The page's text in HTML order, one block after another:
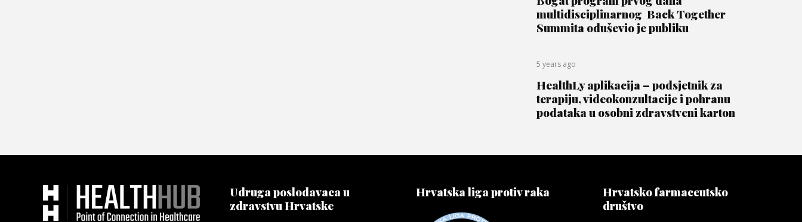
multidisciplinarnog Back Together
Summita oduševio je publiku
5 years ago
HealthLy aplikacija – podsjetnik za
terapiju, videokonzultacije i pohranu
podataka u osobni zdravstveni karton
Udruga poslodavaca u
zdravstvu Hrvatske
Hrvatska liga protiv raka
Hrvatsko farmaceutsko
društvo